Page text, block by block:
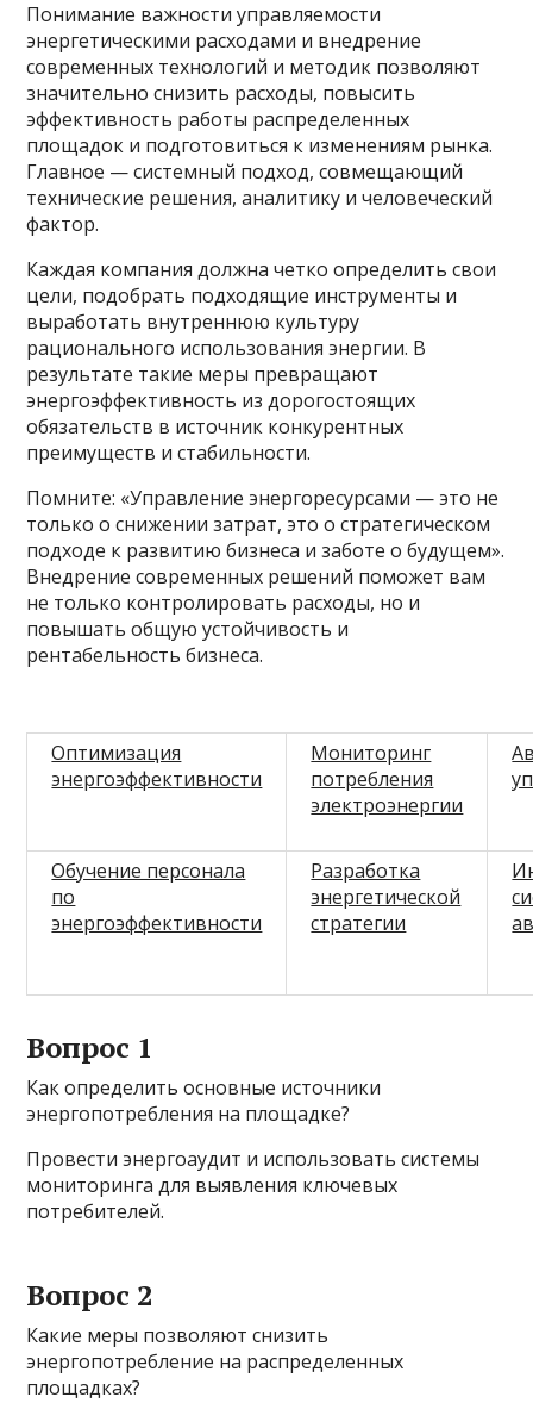
Понимание важности управляемости
энергетическими расходами и внедрение
современных технологий и методик позволяют
значительно снизить расходы, повысить
эффективность работы распределенных
площадок и подготовиться к изменениям рынка.
Главное — системный подход, совмещающий
технические решения, аналитику и человеческий
фактор.
Каждая компания должна четко определить свои
цели, подобрать подходящие инструменты и
выработать внутреннюю культуру
рационального использования энергии. В
результате такие меры превращают
энергоэффективность из дорогостоящих
обязательств в источник конкурентных
преимуществ и стабильности.
Помните: «Управление энергоресурсами — это не
только о снижении затрат, это о стратегическом
подходе к развитию бизнеса и заботе о будущем».
Внедрение современных решений поможет вам
не только контролировать расходы, но и
повышать общую устойчивость и
рентабельность бизнеса.
Оптимизация
энергоэффективности
Мониторинг
потребления
электроэнергии
Обучение персонала
по
энергоэффективности
Разработка
энергетической
стратегии
Вопрос 1
Как определить основные источники
энергопотребления на площадке?
Провести энергоаудит и использовать системы
мониторинга для выявления ключевых
потребителей.
Вопрос 2
Какие меры позволяют снизить
энергопотребление на распределенных
площадках?